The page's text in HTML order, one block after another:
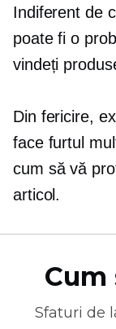
Indiferent de
poate fi o
vindeți
Din fericire,
face furtul
cum să vă
articol.
Sfaturi de